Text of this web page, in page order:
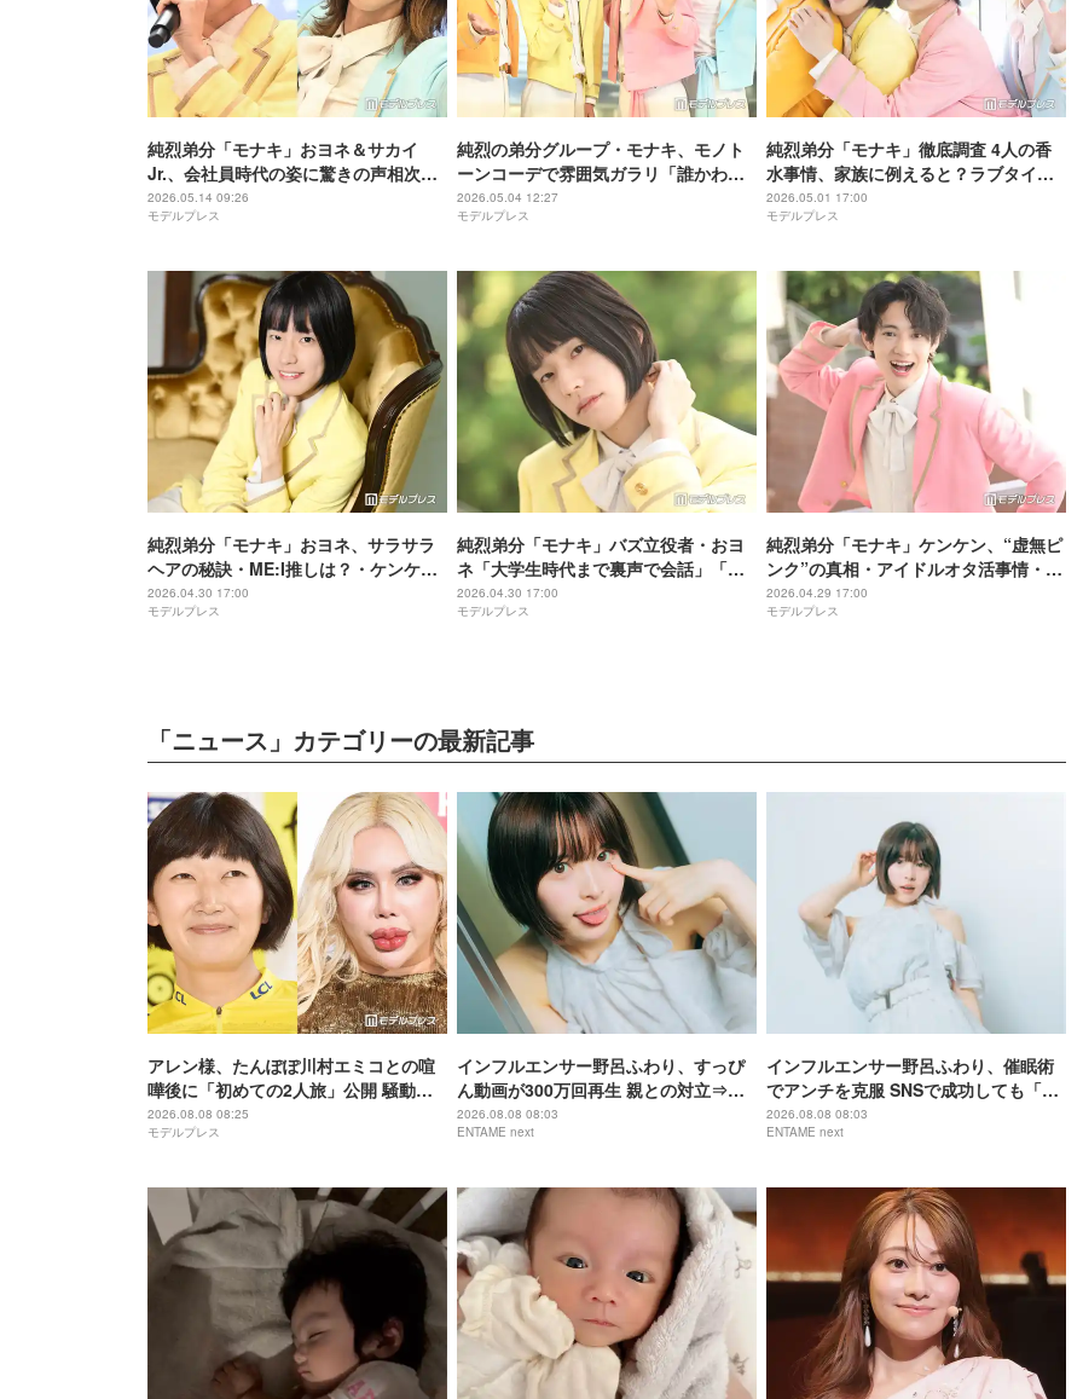
純烈弟分「モナキ」おヨネ＆サカイ
Jr.、会社員時代の姿に驚きの声相次ぐ
「めっちゃ垢抜けてる」「髪型どうし
たの」
2026.05.14 09:26
モデルプレス
純烈の弟分グループ・モナキ、モノト
ーンコーデで雰囲気ガラリ「誰かわか
らなかった」「オフモードでもかっこ
いい」と反響
2026.05.04 12:27
モデルプレス
純烈弟分「モナキ」徹底調査 4人の香
水事情、家族に例えると？ラブタイプ
診断も実施【インタビュー連載Vol.9】
2026.05.01 17:00
モデルプレス
純烈弟分「モナキ」おヨネ、サラサラ
ヘアの秘訣・ME:I推しは？・ケンケン
と“不仲”発言の裏にあった深い思い…
読者の質問に全力回答【インタビュー
2026.04.30 17:00
モデルプレス
純烈弟分「モナキ」バズ立役者・おヨ
ネ「大学生時代まで裏声で会話」「自
信がなかった」夢を叶えるための“発想
の転換”【インタビュー連載Vol.7】
2026.04.30 17:00
モデルプレス
純烈弟分「モナキ」ケンケン、“虚無ピ
ンク”の真相・アイドルオタ活事情・お
ヨネとはしご酒…読者の質問に全力回
答【インタビュー連載Vol.6】
2026.04.29 17:00
モデルプレス
「ニュース」カテゴリーの最新記事
アレン様、たんぽぽ川村エミコとの喧
嘩後に「初めての2人旅」公開 騒動前
に収録
2026.08.08 08:25
モデルプレス
インフルエンサー野呂ふわり、すっぴ
ん動画が300万回再生 親との対立⇒ア
ンチに病み「動画全消し」の軌跡
2026.08.08 08:03
ENTAME next
インフルエンサー野呂ふわり、催眠術
でアンチを克服 SNSで成功しても「全
部猫のため」21歳の素顔
2026.08.08 08:03
ENTAME next